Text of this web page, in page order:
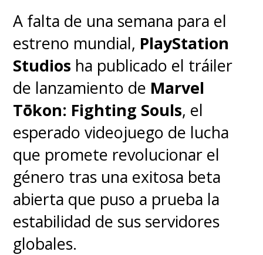
interior.
Acá tienen el tráiler original para
su estreno de 2022, con su
versión en blanco y negro.
A falta de una semana para el
estreno mundial, PlayStation
Studios ha publicado el tráiler
de lanzamiento de Marvel
Tōkon: Fighting Souls, el
esperado videojuego de lucha
que promete revolucionar el
género tras una exitosa beta
abierta que puso a prueba la
estabilidad de sus servidores
globales.